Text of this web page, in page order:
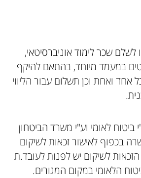
שכר לימוד אוניברסיטאי,
במעמד מיוחד, בהתאם להיקף
אחד ואחת וכן תשלום עבור הליווי
ביטוח לאומי וע"י משרד הביטחון
בכפוף לאישור זכאות לשיקום
לשיקום יש לפנות לעובד.ת
הלאומי במקום המגורים.